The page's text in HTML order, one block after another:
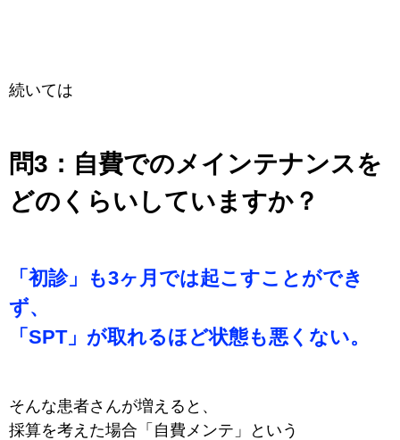
続いては
問3： 自費でのメインテナンスを
どのくらいしていますか？
「初診」も3ヶ月では起こすことができ
ず、
「SPT」が取れるほど状態も悪くない。
そんな患者さんが増えると、
採算を考えた場合「 自費メンテ」という